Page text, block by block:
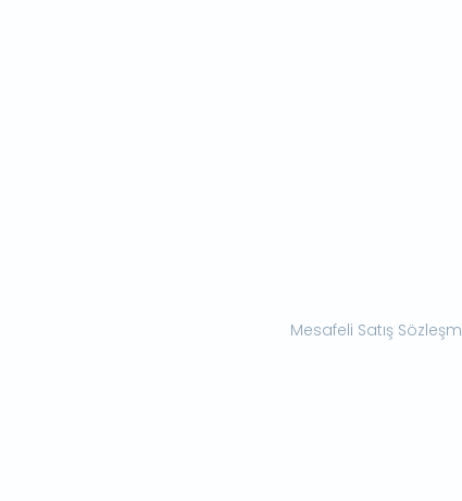
Mesafeli Satış